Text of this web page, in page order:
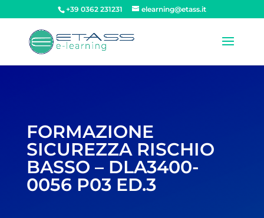
+39 0362 231231 elearning@etass.it
FORMAZIONE
SICUREZZA RISCHIO
BASSO – DLA3400-
0056 P03 ED.3